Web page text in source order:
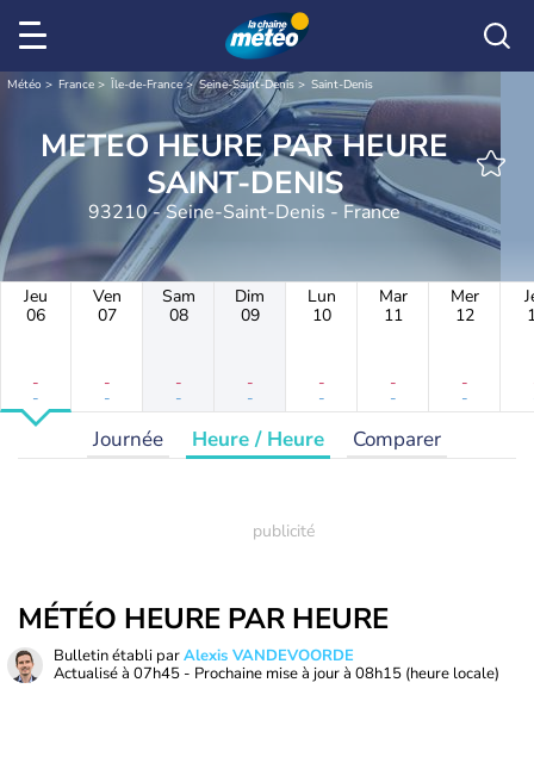
Météo France Île-de-France Seine-Saint-Denis Saint-Denis
METEO HEURE PAR HEURE
SAINT-DENIS
93210 - Seine-Saint-Denis - France
Jeu
06
-
-
Ven
07
-
-
Sam
08
-
-
Dim
09
-
-
Lun
10
-
-
Mar
11
-
-
Mer
12
-
-
Journée Heure / Heure Comparer
MÉTÉO HEURE PAR HEURE
Bulletin établi parAlexis VANDEVOORDE
Actualisé à 07h45 - Prochaine mise à jour à 08h15 (heure locale)